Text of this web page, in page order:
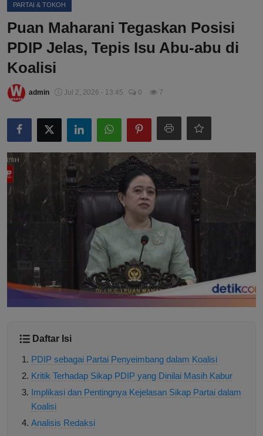
PARTAI & TOKOH
Puan Maharani Tegaskan Posisi
PDIP Jelas, Tepis Isu Abu-abu di
Koalisi
admin Jul 2, 2026 - 13:45 0 7
Daftar Isi
PDIP sebagai Partai Penyeimbang dalam Koalisi
Kritik Terhadap Sikap PDIP yang Dinilai Masih Kabur
Implikasi dan Pentingnya Kejelasan Sikap Partai dalam
Koalisi
Analisis Redaksi